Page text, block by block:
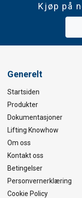
Kjøp på
Generelt
Startsiden
Produkter
Dokumentasjoner
Lifting Knowhow
Om oss
Kontakt oss
Betingelser
Personvernerklæring
Cookie Policy